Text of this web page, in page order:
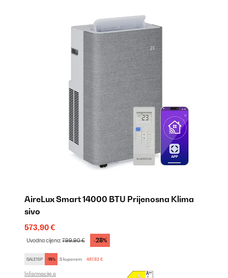
AireLux Smart 14000 BTU Prijenosna Klima
sivo
573,90 €
Uvodna cijena:799,90 € -28%
SALE15P -15% S kuponom: 487,82 €
Informacije o